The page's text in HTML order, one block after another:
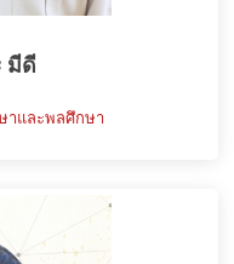
มีดี
าและพลศึกษา